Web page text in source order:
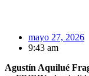
mayo 27, 2026
9:43 am
Agustín Aquilué